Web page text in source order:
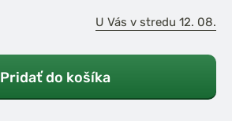
U Vás v stredu 12. 08.
Pridať do košíka